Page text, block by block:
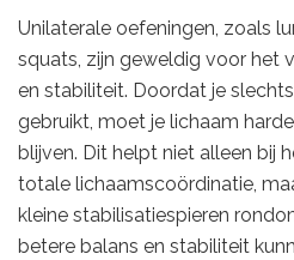
Unilaterale oefeningen, zoals
squats, zijn geweldig voor het
en stabiliteit. Doordat je
gebruikt, moet je lichaam
blijven. Dit helpt niet alleen bij
totale lichaamscoördinatie,
kleine stabilisatiespieren
betere balans en stabiliteit